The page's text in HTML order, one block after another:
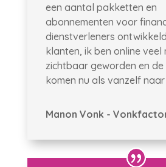
een aantal pakketten en
abonnementen voor
dienstverleners
klanten, ik ben online veel
zichtbaar geworden en
komen nu als vanzelf naar
Manon Vonk -